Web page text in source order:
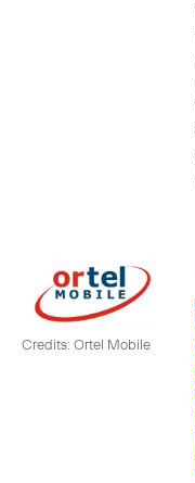
Credits: Ortel Mobile